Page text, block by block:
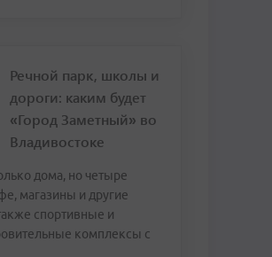
Речной парк, школы и
дороги: каким будет
«Город Заметный» во
Владивостоке
дома, но четыре
магазины и другие
спортивные и
комплексы с